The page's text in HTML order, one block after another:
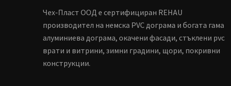
Чех-Пласт ООД е сертифициран REHAU
производител на немска PVC дограма и богата гама
алуминиева дограма, окачени фасади, стъклени pvc
врати и витрини, зимни градини, щори, покривни
конструкции.